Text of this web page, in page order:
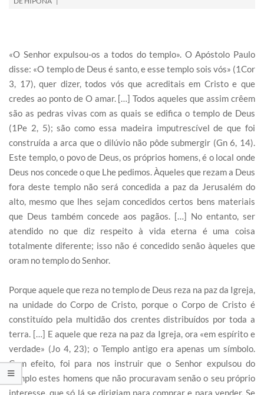
«O Senhor expulsou-os a todos do templo». O Apóstolo Paulo
disse: «O templo de Deus é santo, e esse templo sois vós» (1Cor
3, 17), quer dizer, todos vós que acreditais em Cristo e que
credes ao ponto de O amar. […] Todos aqueles que assim crêem
são as pedras vivas com as quais se edifica o templo de Deus
(1Pe 2, 5); são como essa madeira imputrescível de que foi
construída a arca que o dilúvio não pôde submergir (Gn 6, 14).
Este templo, o povo de Deus, os próprios homens, é o local onde
Deus nos concede o que Lhe pedimos. Àqueles que rezam a Deus
fora deste templo não será concedida a paz da Jerusalém do
alto, mesmo que lhes sejam concedidos certos bens materiais
que Deus também concede aos pagãos. […] No entanto, ser
atendido no que diz respeito à vida eterna é uma coisa
totalmente diferente; isso não é concedido senão àqueles que
oram no templo do Senhor.
Porque aquele que reza no templo de Deus reza na paz da Igreja,
na unidade do Corpo de Cristo, porque o Corpo de Cristo é
constituído pela multidão dos crentes distribuídos por toda a
terra. […] E aquele que reza na paz da Igreja, ora «em espírito e
verdade» (Jo 4, 23); o Templo antigo era apenas um símbolo.
Com efeito, foi para nos instruir que o Senhor expulsou do
Templo estes homens que não procuravam senão o seu próprio
interesse, que só lá se dirigiam para comprar e para vender. Se